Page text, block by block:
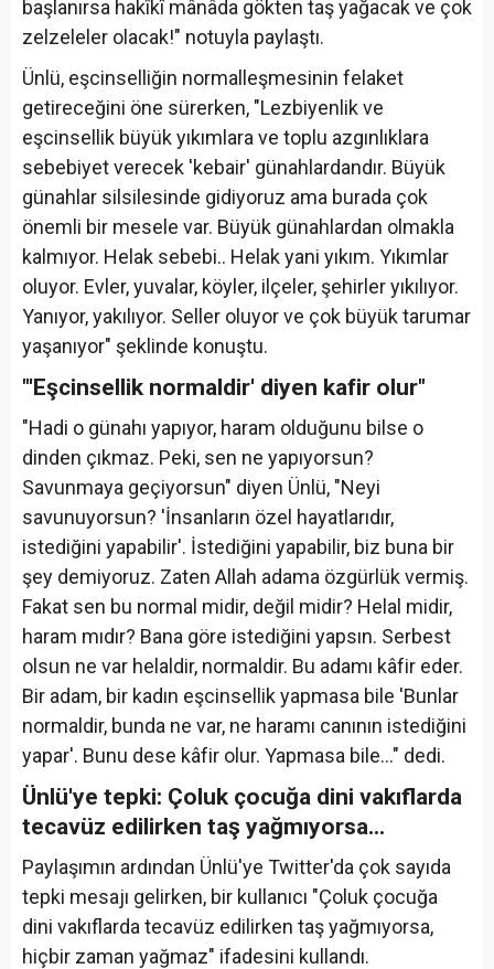
başlanırsa hakîkî mânâda gökten taş yağacak ve çok
zelzeleler olacak!" notuyla paylaştı.
Ünlü, eşcinselliğin normalleşmesinin felaket
getireceğini öne sürerken, "Lezbiyenlik ve
eşcinsellik büyük yıkımlara ve toplu azgınlıklara
sebebiyet verecek 'kebair' günahlardandır. Büyük
günahlar silsilesinde gidiyoruz ama burada çok
önemli bir mesele var. Büyük günahlardan olmakla
kalmıyor. Helak sebebi.. Helak yani yıkım. Yıkımlar
oluyor. Evler, yuvalar, köyler, ilçeler, şehirler yıkılıyor.
Yanıyor, yakılıyor. Seller oluyor ve çok büyük tarumar
yaşanıyor" şeklinde konuştu.
"'Eşcinsellik normaldir' diyen kafir olur"
"Hadi o günahı yapıyor, haram olduğunu bilse o
dinden çıkmaz. Peki, sen ne yapıyorsun?
Savunmaya geçiyorsun" diyen Ünlü, "Neyi
savunuyorsun? 'İnsanların özel hayatlarıdır,
istediğini yapabilir'. İstediğini yapabilir, biz buna bir
şey demiyoruz. Zaten Allah adama özgürlük vermiş.
Fakat sen bu normal midir, değil midir? Helal midir,
haram mıdır? Bana göre istediğini yapsın. Serbest
olsun ne var helaldir, normaldir. Bu adamı kâfir eder.
Bir adam, bir kadın eşcinsellik yapmasa bile 'Bunlar
normaldir, bunda ne var, ne haramı canının istediğini
yapar'. Bunu dese kâfir olur. Yapmasa bile..." dedi.
Ünlü'ye tepki: Çoluk çocuğa dini vakıflarda
tecavüz edilirken taş yağmıyorsa...
Paylaşımın ardından Ünlü'ye Twitter'da çok sayıda
tepki mesajı gelirken, bir kullanıcı "Çoluk çocuğa
dini vakıflarda tecavüz edilirken taş yağmıyorsa,
hiçbir zaman yağmaz" ifadesini kullandı.